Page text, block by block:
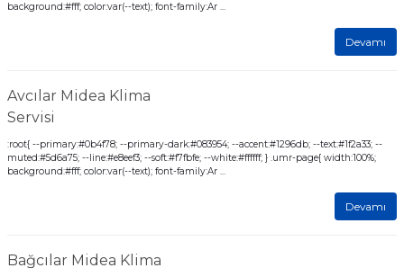
background:#fff; color:var(--text); font-family:Ar ...
Devamı
Avcılar Midea Klima
Servisi
:root{ --primary:#0b4f78; --primary-dark:#083954; --accent:#1296db; --text:#1f2a33; --
muted:#5d6a75; --line:#e8eef3; --soft:#f7fbfe; --white:#ffffff; } .umr-page{ width:100%;
background:#fff; color:var(--text); font-family:Ar ...
Devamı
Bağcılar Midea Klima